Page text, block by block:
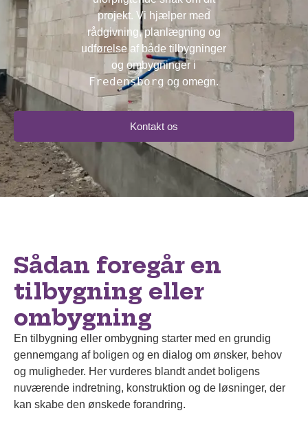
projekt. Vi hjælper med
rådgivning, planlægning og
udførelse af både tilbygninger
og ombygninger i
Fredensborg og omegn.
Kontakt os
Sådan foregår en
tilbygning eller
ombygning
En tilbygning eller ombygning starter med en grundig
gennemgang af boligen og en dialog om ønsker, behov
og muligheder. Her vurderes blandt andet boligens
nuværende indretning, konstruktion og de løsninger, der
kan skabe den ønskede forandring.